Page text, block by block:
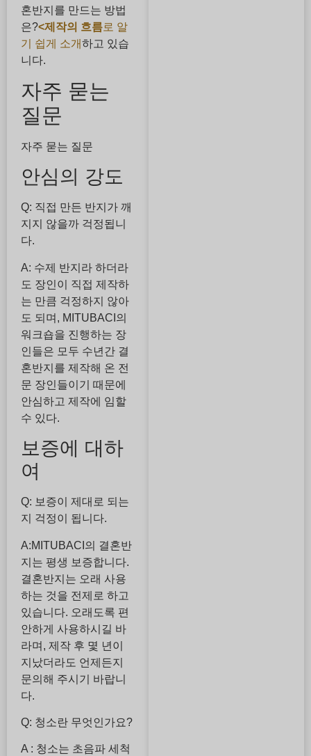
혼반지를 만드는 방법
은?<제작의 흐름로 알
기 쉽게 소개하고 있습
니다.
자주 묻는
질문
자주 묻는 질문
안심의 강도
Q: 직접 만든 반지가 깨
지지 않을까 걱정됩니
다.
A: 수제 반지라 하더라
도 장인이 직접 제작하
는 만큼 걱정하지 않아
도 되며, MITUBACI의
워크숍을 진행하는 장
인들은 모두 수년간 결
혼반지를 제작해 온 전
문 장인들이기 때문에
안심하고 제작에 임할
수 있다.
보증에 대하
여
Q: 보증이 제대로 되는
지 걱정이 됩니다.
A:MITUBACI의 결혼반
지는 평생 보증합니다.
결혼반지는 오래 사용
하는 것을 전제로 하고
있습니다. 오래도록 편
안하게 사용하시길 바
라며, 제작 후 몇 년이
지났더라도 언제든지
문의해 주시기 바랍니
다.
Q: 청소란 무엇인가요?
A : 청소는 초음파 세척